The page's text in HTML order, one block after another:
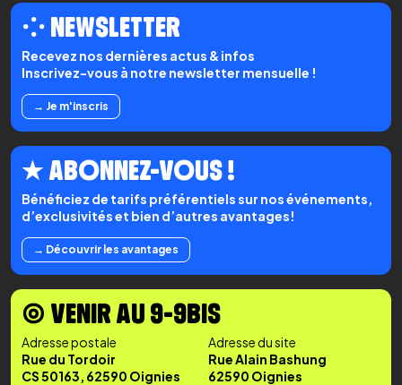
⁘ NEWSLETTER
Recevez nos dernières actus & infos
Inscrivez-vous à notre newsletter mensuelle !
→ Je m'inscris
★ ABONNEZ-VOUS !
Bénéficiez de tarifs préférentiels sur nos événements,
d’exclusivités et bien d’autres avantages!
→ Découvrir les avantages
◉ VENIR AU 9-9BIS
Adresse postale
Rue du Tordoir
CS 50163, 62590 Oignies
Adresse du site
Rue Alain Bashung
62590 Oignies